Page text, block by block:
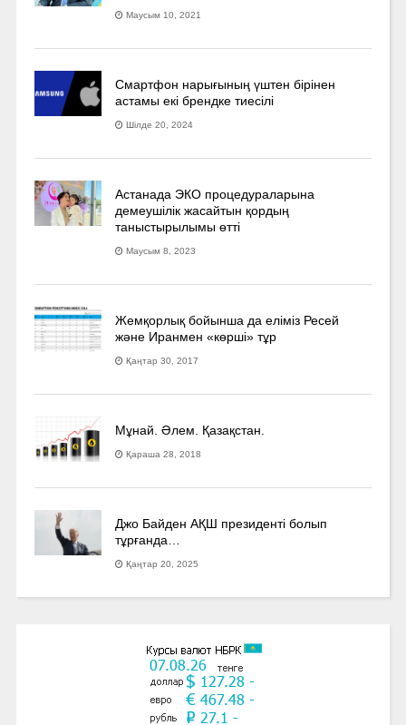
Маусым 10, 2021
Смартфон нарығының үштен бірінен
астамы екі брендке тиесілі
Шілде 20, 2024
Астанада ЭКО процедураларына
демеушілік жасайтын қордың
таныстырылымы өтті
Маусым 8, 2023
Жемқорлық бойынша да еліміз Ресей
және Иранмен «көрші» тұр
Қаңтар 30, 2017
Мұнай. Әлем. Қазақстан.
Қараша 28, 2018
Джо Байден АҚШ президенті болып
тұрғанда…
Қаңтар 20, 2025